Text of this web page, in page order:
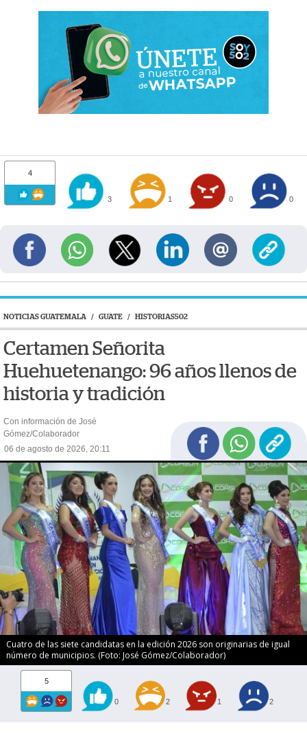
4
3 1 0 0
NOTICIAS GUATEMALA / GUATE / HISTORIAS502
Certamen Señorita
Huehuetenango: 96 años llenos de
historia y tradición
Con información de José
Gómez/Colaborador
06 de agosto de 2026, 20:11
Cuatro de las siete candidatas en la edición 2026 son originarias de igual
número de municipios. (Foto: José Gómez/Colaborador)
5
0 2 1 2